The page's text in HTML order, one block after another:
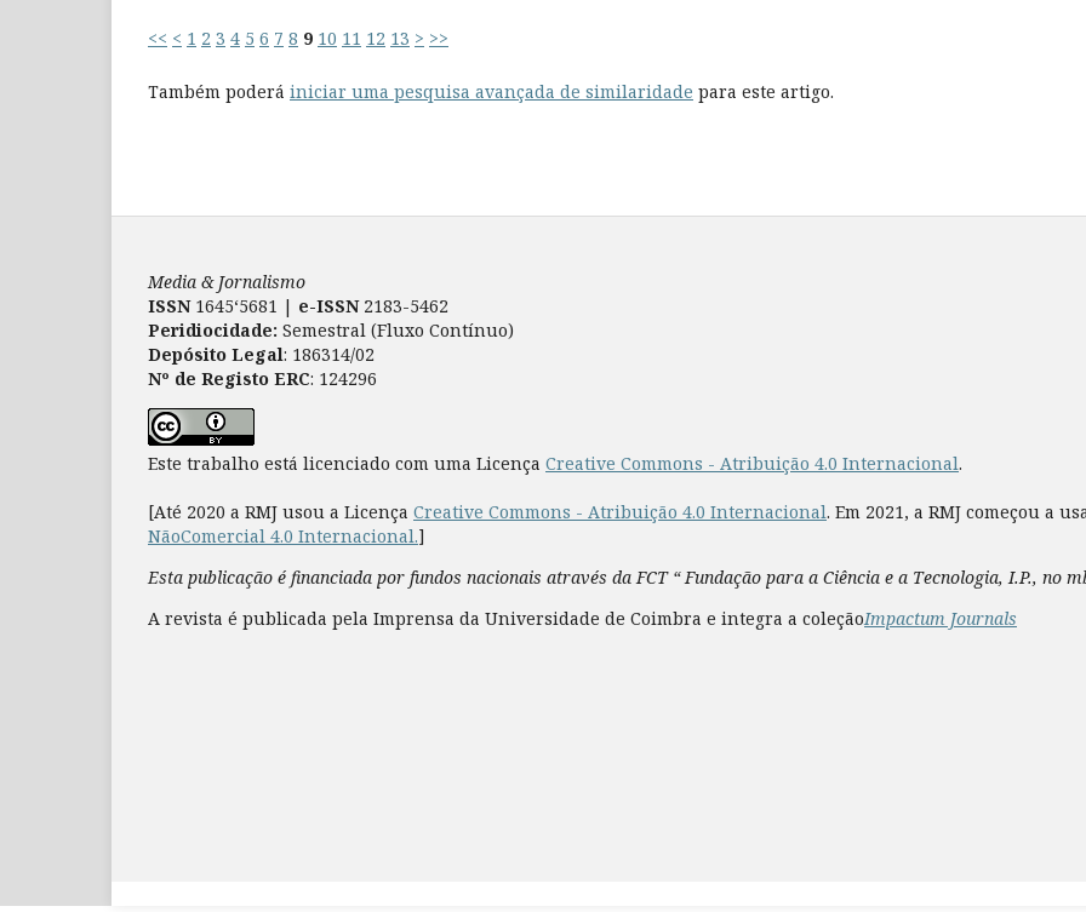
<< < 1 2 3 4 5 6 7 8 9 10 11 12 13 > >>
Também poderá iniciar uma pesquisa avançada de similaridade para este artigo.
Media & Jornalismo
ISSN 1645‘5681 | e-ISSN2183-5462
Peridiocidade: Semestral (Fluxo Contínuo)
Depósito Legal: 186314/02
Nº de Registo ERC: 124296
Este trabalho está licenciado com uma Licença Creative Commons - Atribuição 4.0 Internacional.
[Até 2020 a RMJ usou a Licença Creative Commons - Atribuição 4.0 Internacional. Em 2021, a RMJ começou a
NãoComercial 4.0 Internacional.]
Esta publicação é financiada por fundos nacionais através da FCT “ Fundação para a Ciência e a Tecnologia, I.P., no
A revista é publicada pela Imprensa da Universidade de Coimbra e integra a coleçãoImpactum Journals